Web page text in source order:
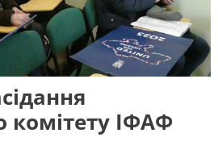
комітету ІФАФ